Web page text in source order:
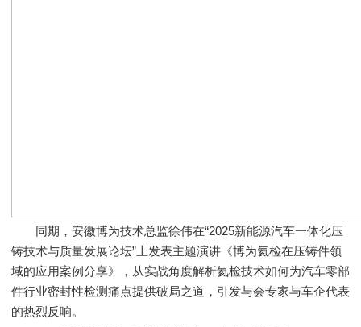
同期，安徽博为技术总监徐伟在“2025新能源汽车一体化压
铸技术与质量发展论坛”上发表主题演讲《博为氦检在压铸件领
域的应用案例分享》，从实战角度解析氦检技术如何为汽车零部
件行业密封性检测痛点提供破局之道，引发与会专家与车企代表
的热烈反响。